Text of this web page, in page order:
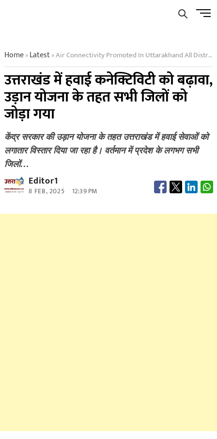
Menu
Home»Latest»Air Connectivity Promoted In Uttarakhand All Districts Connected Under Udan Scheme
उत्तराखंड में हवाई कनेक्टिविटी को बढ़ावा,
उड़ान योजना के तहत सभी जिलों को
जोड़ा गया
केंद्र सरकार की उड़ान योजना के तहत उत्तराखंड में हवाई सेवाओं को
लगातार विस्तार दिया जा रहा है। वर्तमान में प्रदेश के लगभग सभी
जिलों…
Editor1
8 FEB, 2025 12:39 PM